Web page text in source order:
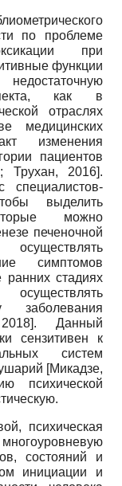
по проблеме
при
функции
как в
отраслях
медицинских
изменения
пациентов
; Трухан, 2016].
специалистов-
выделить
можно
печеночной
симптомов
ранних стадиях
заболевания
]. Данный
сензитивен к
систем
[Микадзе,
психической
психическая
многоуровневую
состояний и
инициации и